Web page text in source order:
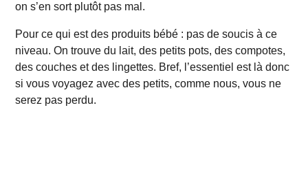
on s’en sort plutôt pas mal.
Pour ce qui est des produits bébé : pas de soucis à ce
niveau. On trouve du lait, des petits pots, des compotes,
des couches et des lingettes. Bref, l’essentiel est là donc
si vous voyagez avec des petits, comme nous, vous ne
serez pas perdu.